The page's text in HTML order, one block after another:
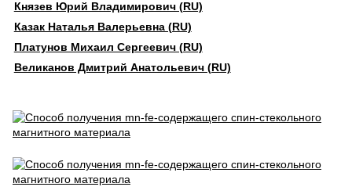
Князев Юрий Владимирович (RU)
Казак Наталья Валерьевна (RU)
Платунов Михаил Сергеевич (RU)
Великанов Дмитрий Анатольевич (RU)